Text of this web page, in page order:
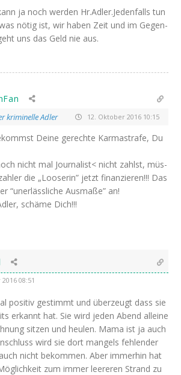
ja noch wer­den Hr.Adler.Jedenfalls tun
nötig ist, wir haben Zeit und im Gegen­
uns das Geld nie aus.
kriminelle Adler 12. Oktober 2016 10:15
Dei­ne gerech­te Kar­ma­stra­fe, Du
nicht mal Jour­na­list< nicht zahlst, müs­
die „Loo­se­rin” jetzt finan­zie­ren!!! Das
“uner­läss­li­che Aus­ma­ße” an!
schä­me Dich!!!
08:51
posi­tiv gestimmt und über­zeugt dass sie
erkannt hat. Sie wird jeden Abend allei­ne
sit­zen und heu­len. Mama ist ja auch
wird sie dort man­gels feh­len­der
nicht bekom­men. Aber immer­hin hat
zum immer lee­re­ren Strand zu